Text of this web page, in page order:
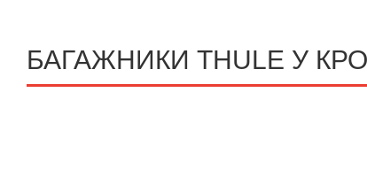
БАГАЖНИКИ THULE У